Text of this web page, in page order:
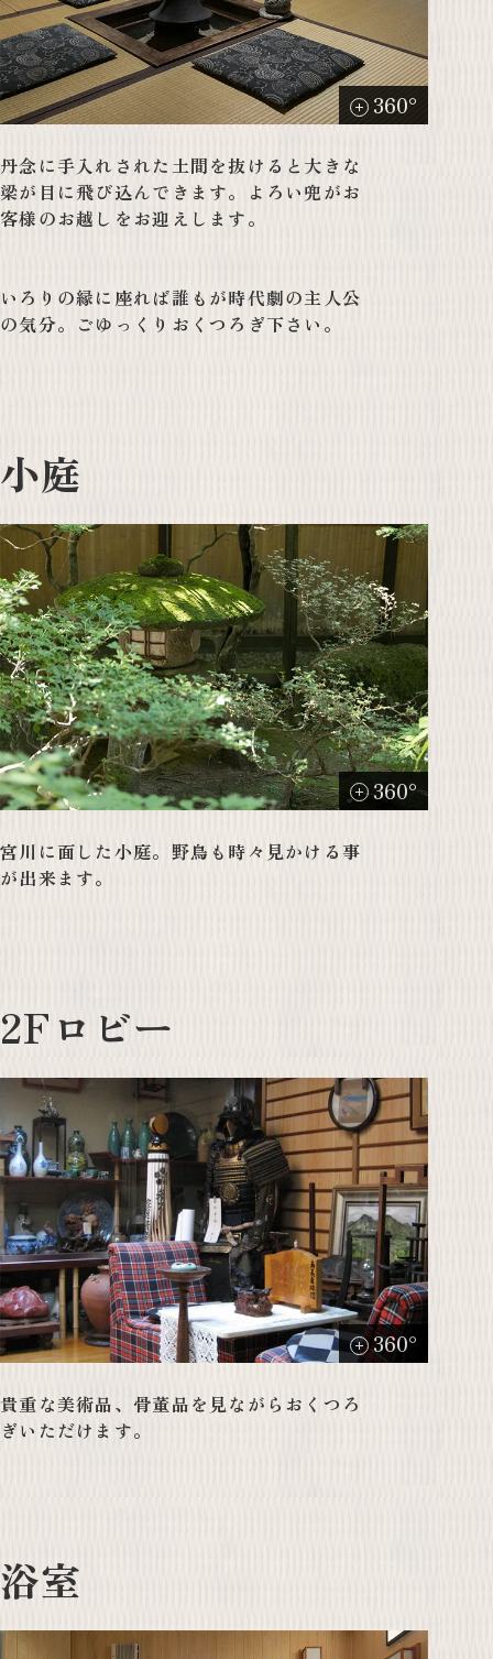
360°
丹念に手入れされた土間を抜けると大きな
梁が目に飛び込んできます。よろい兜がお
客様のお越しをお迎えします。
いろりの縁に座れば誰もが時代劇の主人公
の気分。ごゆっくりおくつろぎ下さい。
小庭
360°
宮川に面した小庭。野鳥も時々見かける事
が出来ます。
2Fロビー
360°
貴重な美術品、骨董品を見ながらおくつろ
ぎいただけます。
浴室